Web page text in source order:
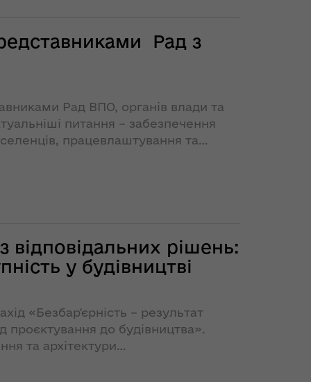
Рад з
Рад ВПО, органів влади та
питання – забезпечення
працевлаштування та
відповідальних рішень:
у будівництві
«Безбар'єрність – результат
проєктування до будівництва».
та архітектури